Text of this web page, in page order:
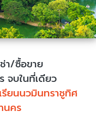
า/ซื้อขาย
จบในที่เดียว
รียนนวมินทราชูทิศ
นคร